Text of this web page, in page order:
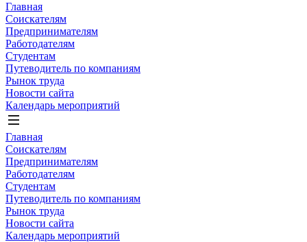
Главная
Соискателям
Предпринимателям
Работодателям
Студентам
Путеводитель по компаниям
Рынок труда
Новости сайта
Календарь мероприятий
Главная
Соискателям
Предпринимателям
Работодателям
Студентам
Путеводитель по компаниям
Рынок труда
Новости сайта
Календарь мероприятий